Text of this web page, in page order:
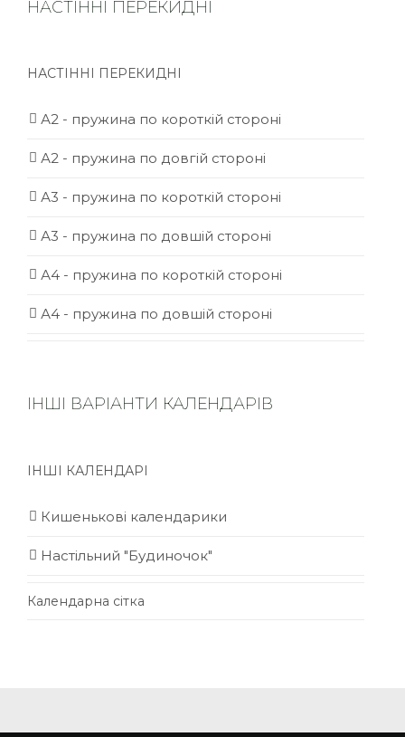
НАСТІННІ ПЕРЕКИДНІ
НАСТІННІ ПЕРЕКИДНІ
А2 - пружина по короткій стороні
А2 - пружина по довгій стороні
А3 - пружина по короткій стороні
А3 - пружина по довшій стороні
А4 - пружина по короткій стороні
А4 - пружина по довшій стороні
ІНШІ ВАРІАНТИ КАЛЕНДАРІВ
ІНШІ КАЛЕНДАРІ
Кишенькові календарики
Настільний "Будиночок"
Календарна сітка